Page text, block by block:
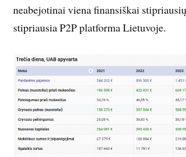
neabejotinai viena finansiškai
stipriausia P2P platforma Lietuvoje.